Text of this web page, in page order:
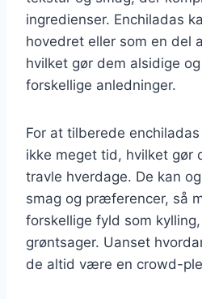
ingredienser. Enchiladas
hovedret eller som en del
hvilket gør dem alsidige
forskellige anledninger.
For at tilberede
ikke meget tid, hvilket gør
travle hverdage. De kan
smag og præferencer, så
forskellige fyld som
grøntsager. Uanset
de altid være en crowd-